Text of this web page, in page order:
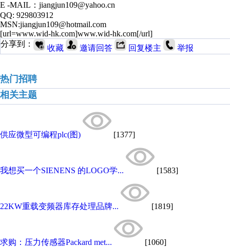
E -MAIL：jiangjun109@yahoo.cn
QQ: 929803912
MSN:jiangjun109@hotmail.com
[url=www.wid-hk.com]www.wid-hk.com[/url]
分享到：
收藏 邀请回答 回复楼主 举报
热门招聘
相关主题
供应微型可编程plc(图) [1377]
我想买一个SIENENS 的LOGO学... [1583]
22KW重载变频器库存处理品牌... [1819]
求购：压力传感器Packard met... [1060]